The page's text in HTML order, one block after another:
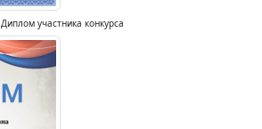
Диплом участника конкурса